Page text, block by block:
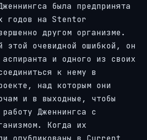
была предпринята
годов на Stentor
другом организме.
этой очевидной ошибкой, он
и одного из своих
к нему в
над которым они
и в выходные, чтобы
работу Дженнингса с
Когда их